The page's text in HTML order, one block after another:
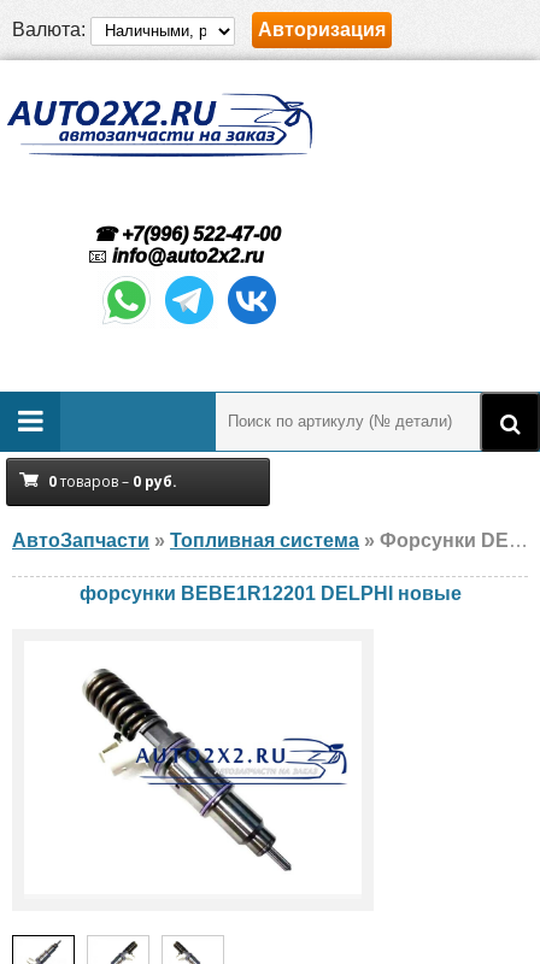
Валюта: Авторизация
☎ +7(996) 522-47-00
📧 info@auto2x2.ru
0товаров – 0 руб.
АвтоЗапчасти » Топливная система » Форсунки DELPHI BEBE1R12201 VOLVO, RENAULT, новые
форсунки BEBE1R12201 DELPHI новые